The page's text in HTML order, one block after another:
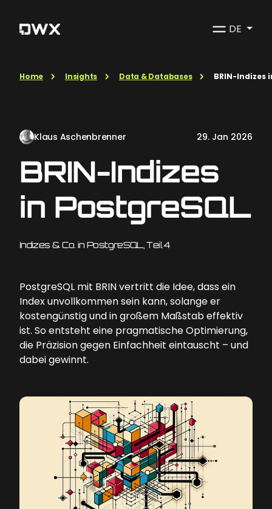
DE
Home Insights Data & Databases BRIN-Indizes
Klaus Aschenbrenner 29. Jan 2026
BRIN-Indizes
in PostgreSQL
Indizes & Co. in PostgreSQL, Teil 4
PostgreSQL mit BRIN vertritt die Idee, dass ein
Index unvollkommen sein kann, solange er
kostengünstig und in großem Maßstab effektiv
ist. So entsteht eine pragmatische Optimierung,
die Präzision gegen Einfachheit eintauscht – und
dabei gewinnt.